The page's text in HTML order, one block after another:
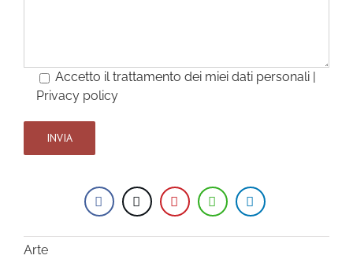
Accetto il trattamento dei miei dati personali |
Privacy policy
Arte